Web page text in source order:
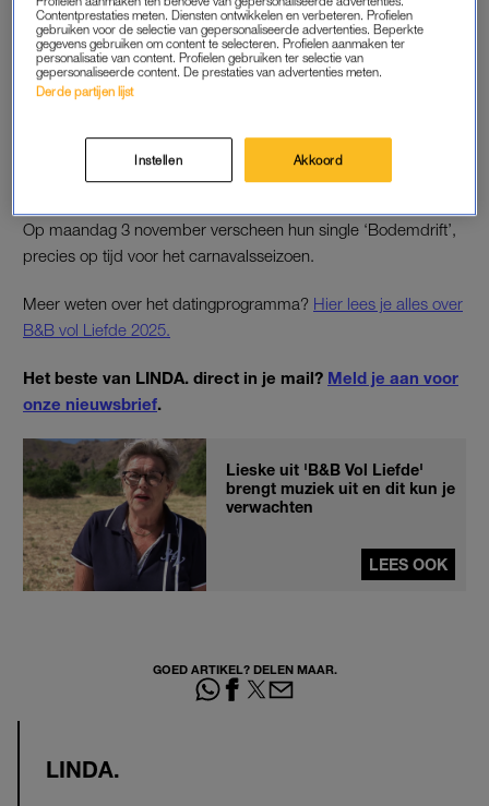
rustig aan, want ik heb het ontzettend druk en ik kan niet alles
tegelijk.”
Waar ze zo druk mee is? Samen met cabaretier en muzikant
Diederick Ensink, die bij veel fans bekend is van zijn grappige
Op maandag 3 november verscheen hun single ‘Bodemdrift’,
precies op tijd voor het carnavalsseizoen.
Meer weten over het datingprogramma? Hier lees je alles over
B&B vol Liefde 2025.
Het beste van LINDA. direct in je mail? Meld je aan voor
onze nieuwsbrief.
Lieske uit 'B&B Vol Liefde'
brengt muziek uit en dit kun je
verwachten
LEES OOK
GOED ARTIKEL? DELEN MAAR.
LINDA.
Contentprestaties meten. Diensten ontwikkelen en verbeteren. Profielen
gebruiken voor de selectie van gepersonaliseerde advertenties. Beperkte
gegevens gebruiken om content te selecteren. Profielen aanmaken ter
personalisatie van content. Profielen gebruiken ter selectie van
gepersonaliseerde content. De prestaties van advertenties meten.
Derde partijen lijst
Instellen Akkoord